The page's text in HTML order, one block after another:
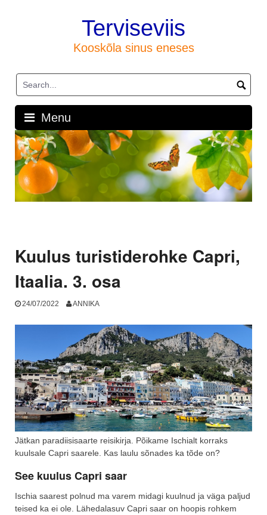
Terviseviis
Kooskõla sinus eneses
Menu
Kuulus turistiderohke Capri,
Itaalia. 3. osa
24/07/2022 ANNIKA
Jätkan paradiisisaarte reisikirja. Põikame Ischialt korraks
kuulsale Capri saarele. Kas laulu sõnades ka tõde on?
See kuulus Capri saar
Ischia saarest polnud ma varem midagi kuulnud ja väga paljud
teised ka ei ole. Lähedalasuv Capri saar on hoopis rohkem